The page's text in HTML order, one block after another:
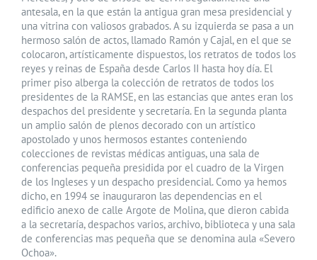
antesala, en la que están la antigua gran mesa presidencial y
una vitrina con valiosos grabados. A su izquierda se pasa a un
hermoso salón de actos, llamado Ramón y Cajal, en el que se
colocaron, artísticamente dispuestos, los retratos de todos los
reyes y reinas de España desde Carlos II hasta hoy día. El
primer piso alberga la colección de retratos de todos los
presidentes de la RAMSE, en las estancias que antes eran los
despachos del presidente y secretaría. En la segunda planta
un amplio salón de plenos decorado con un artístico
apostolado y unos hermosos estantes conteniendo
colecciones de revistas médicas antiguas, una sala de
conferencias pequeña presidida por el cuadro de la Virgen
de los Ingleses y un despacho presidencial. Como ya hemos
dicho, en 1994 se inauguraron las dependencias en el
edificio anexo de calle Argote de Molina, que dieron cabida
a la secretaría, despachos varios, archivo, biblioteca y una sala
de conferencias mas pequeña que se denomina aula «Severo
Ochoa».